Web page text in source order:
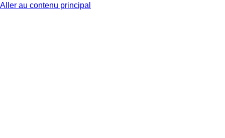
Aller au contenu principal